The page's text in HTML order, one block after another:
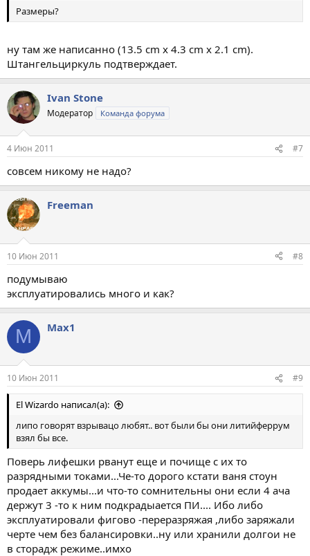
Размеры?
ну там же написанно (13.5 cm x 4.3 cm x 2.1 cm).
Штангельциркуль подтверждает.
Ivan Stone
Модератор Команда форума
4 Июн 2011 #7
совсем никому не надо?
Freeman
10 Июн 2011 #8
подумываю
эксплуатировались много и как?
M Max1
10 Июн 2011 #9
El Wizardo написал(а):
липо говорят взрывацо любят.. вот были бы они литийферрум
взял бы все.
Поверь лифешки рванут еще и почище с их то
разрядными токами...Че-то дорого кстати ваня стоун
продает аккумы...и что-то сомнительны они если 4 ача
держут 3 -то к ним подкрадыается ПИ.... Ибо либо
эксплуатировали фигово -переразряжая ,либо заряжали
черте чем без балансировки..ну или хранили долгои не
в сторадж режиме..имхо